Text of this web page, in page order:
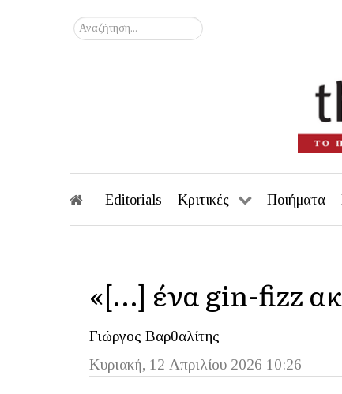
Αναζήτηση...
Editorials Κριτικές Ποιήματα
«[…] ένα gin-fizz
Γιώργος Βαρθαλίτης
Κυριακή, 12 Απριλίου 2026 10:26